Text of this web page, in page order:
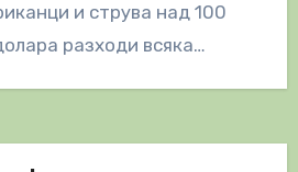
и струва над 100
разходи всяка…